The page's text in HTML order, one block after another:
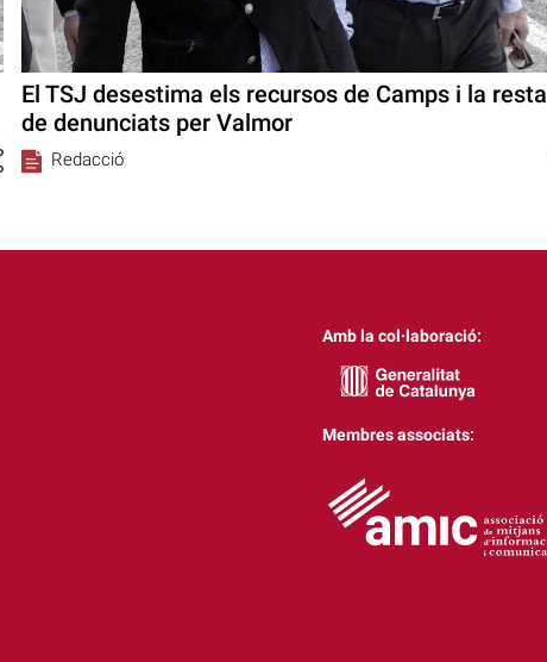
El TSJ desestima els recursos de Camps i la resta
de denunciats per Valmor
Redacció
Amb la col·laboració:
Membres associats: